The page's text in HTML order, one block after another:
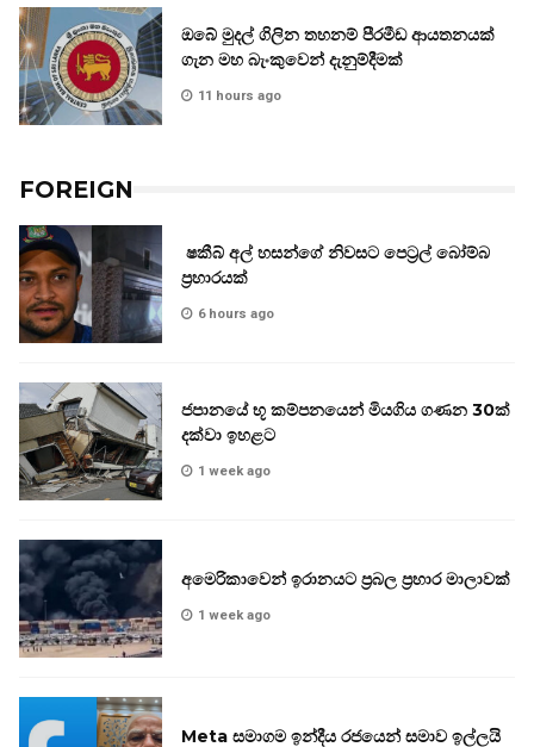
ඔබේ මුදල් ගිලින තහනම් පීරමීඩ ආයතනයක්
ගැන මහ බැංකුවෙන් දැනුම්දීමක්
11 hours ago
FOREIGN
ෂකීබ් අල් හසන්ගේ නිවසට පෙට්‍රල් බෝම්බ
ප්‍රහාරයක්
6 hours ago
ජපානයේ භූ කම්පනයෙන් මියගිය ගණන 30ක්
දක්වා ඉහළට
1 week ago
අමෙරිකාවෙන් ඉරානයට ප්‍රබල ප්‍රහාර මාලාවක්
1 week ago
Meta සමාගම ඉන්දීය රජයෙන් සමාව ඉල්ලයි